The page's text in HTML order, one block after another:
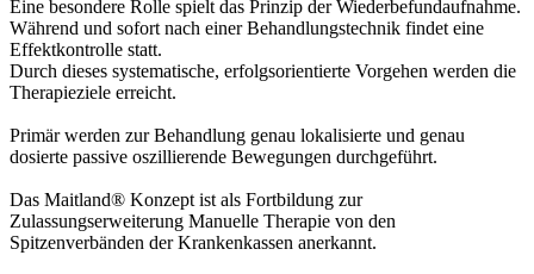
Eine besondere Rolle spielt das Prinzip der Wiederbefundaufnahme.
Während und sofort nach einer Behandlungstechnik findet eine
Effektkontrolle statt.
Durch dieses systematische, erfolgsorientierte Vorgehen werden die
Therapieziele erreicht.
Primär werden zur Behandlung genau lokalisierte und genau
dosierte passive oszillierende Bewegungen durchgeführt.
Das Maitland® Konzept ist als Fortbildung zur
Zulassungserweiterung Manuelle Therapie von den
Spitzenverbänden der Krankenkassen anerkannt.